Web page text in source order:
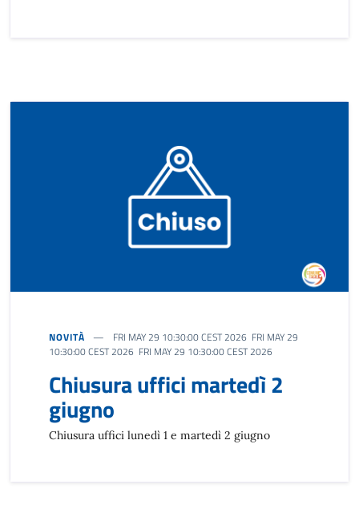
NOVITÀ
FRI MAY 29 10:30:00 CEST 2026 FRI MAY 29
10:30:00 CEST 2026 FRI MAY 29 10:30:00 CEST 2026
Chiusura uffici martedì 2
giugno
Chiusura uffici lunedì 1 e martedì 2 giugno